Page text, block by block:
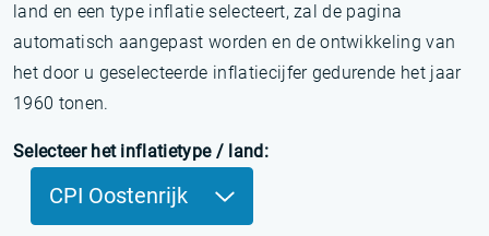
land en een type inflatie selecteert, zal de pagina
automatisch aangepast worden en de ontwikkeling van
het door u geselecteerde inflatiecijfer gedurende het jaar
1960 tonen.
Selecteer het inflatietype / land:
CPI Oostenrijk